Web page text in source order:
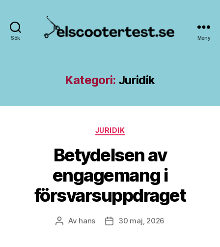
Sök Meny
Kategori: Juridik
Kategorier
JURIDIK
Betydelsen av
engagemang i
försvarsuppdraget
Inläggsförfattare
Av hans Inläggsdatum
30 maj, 2026